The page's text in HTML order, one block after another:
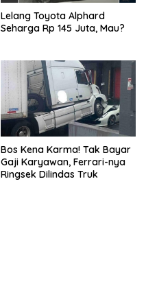
Lelang Toyota Alphard
Seharga Rp 145 Juta, Mau?
Bos Kena Karma! Tak Bayar
Gaji Karyawan, Ferrari-nya
Ringsek Dilindas Truk